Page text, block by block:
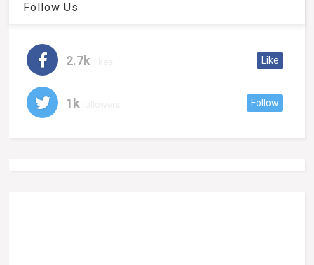
Follow Us
2.7k Like
1k Follow